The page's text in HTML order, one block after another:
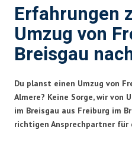
Erfahrungen
Umzug von
Breisgau
Du planst einen Umzug von
Almere? Keine Sorge, wir von
im Breisgau aus Freiburg im
richtigen Ansprechpartner für